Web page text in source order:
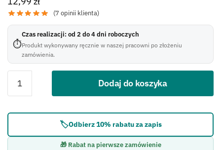
(7 opinii klienta)
⏱
Czas realizacji: od 2 do 4 dni roboczych
Produkt wykonywany ręcznie w naszej pracowni po złożeniu
zamówienia.
Dodaj do koszyka
🏷️Odbierz 10% rabatu za zapis
🎁 Rabat na pierwsze zamówienie